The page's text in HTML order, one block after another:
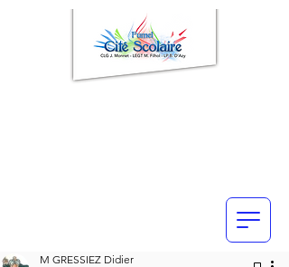
M GRESSIEZ Didier